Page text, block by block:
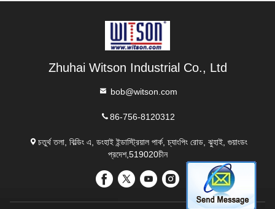
Zhuhai Witson Industrial Co., Ltd
bob@witson.com
86-756-8120312
চতুর্থ তলা, বিল্ডিং এ, ডংহাই ইন্ডাস্ট্রিয়াল পার্ক, চ্যাংপিং রোড, ঝুহাই, গুয়াংডং
প্রদেশ,519020চীন